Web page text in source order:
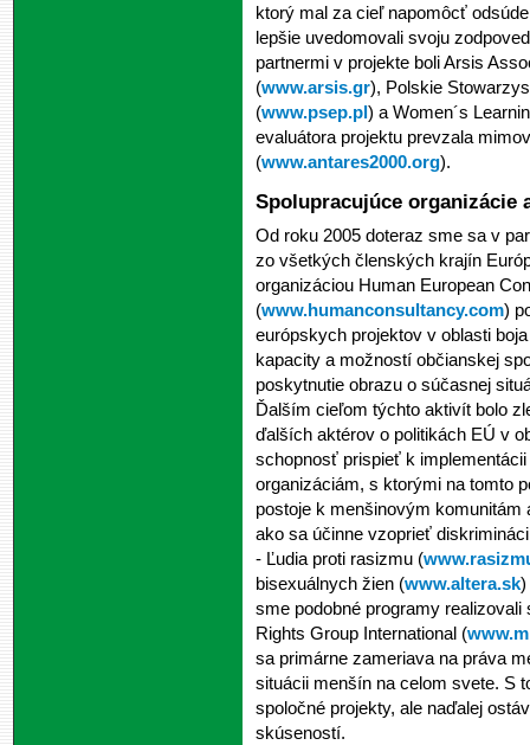
ktorý mal za cieľ napomôcť
lepšie uvedomovali svoju
partnermi v projekte boli Arsis
(www.arsis.gr), Polskie
(www.psep.pl) a Women´s
evaluátora projektu prevzala
(www.antares2000.org).
Spolupracujúce organizácie
Od roku 2005 doteraz sme sa v
zo všetkých členských krajín
organizáciou Human European
(www.humanconsultancy.com)
európskych projektov v oblasti
kapacity a možností občianskej
poskytnutie obrazu o súčasnej
Ďalším cieľom týchto aktivít bolo
ďalších aktérov o politikách EÚ v
schopnosť prispieť k
organizáciám, s ktorými na tomto
postoje k menšinovým
ako sa účinne vzoprieť
- Ľudia proti rasizmu (
bisexuálnych žien (www.altera.sk)
sme podobné programy
Rights Group International (
sa primárne zameriava na práva
situácii menšín na celom svete. S
spoločné projekty, ale naďalej
skúseností.